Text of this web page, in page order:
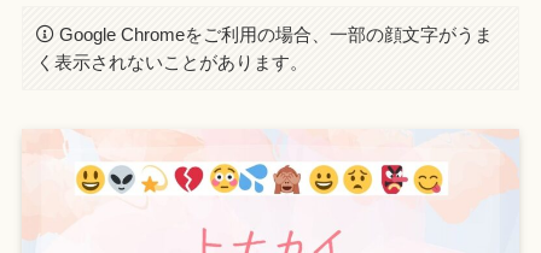
Google Chromeをご利用の場合、一部の顔文字がうま
く表示されないことがあります。